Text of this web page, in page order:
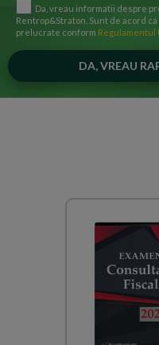
Da, vreau informatii despre
Rentrop&Straton. Sunt de acord
prelucrate conform Regulamentul